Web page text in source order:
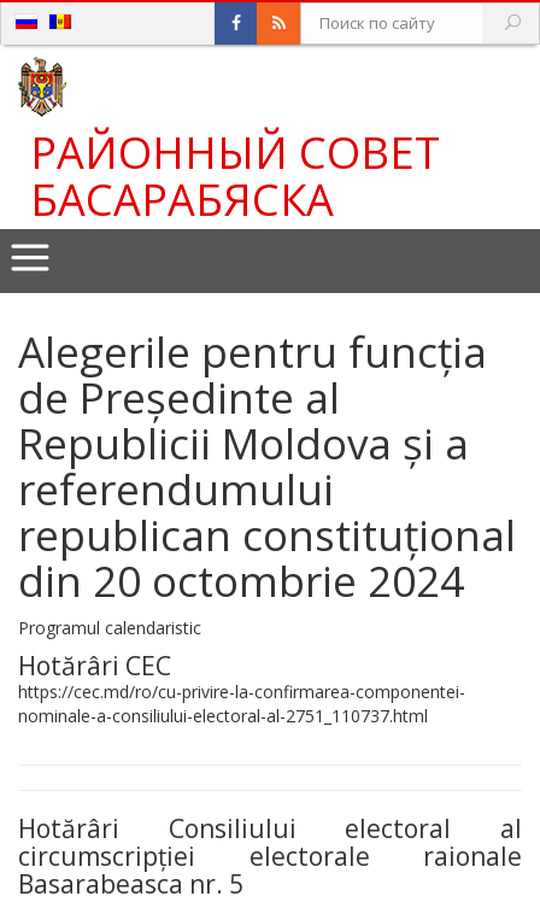
РАЙОННЫЙ СОВЕТ
БАСАРАБЯСКА
Alegerile pentru funcția
de Președinte al
Republicii Moldova și a
referendumului
republican constituțional
din 20 octombrie 2024
Programul calendaristic
Hotărâri CEC
https://cec.md/ro/cu-privire-la-confirmarea-componentei-
nominale-a-consiliului-electoral-al-2751_110737.html
Hotărâri Consiliului electoral al
circumscripției electorale raionale
Basarabeasca nr. 5